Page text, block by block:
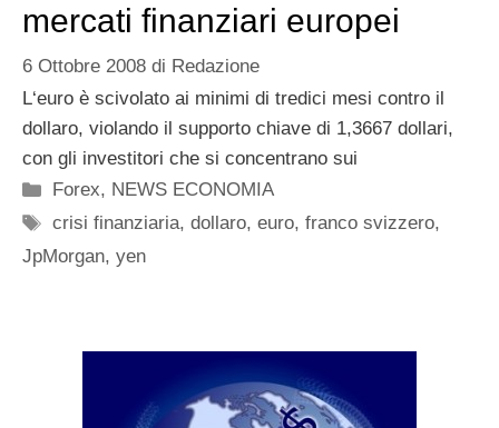
mercati finanziari europei
6 Ottobre 2008 di Redazione
L‘euro è scivolato ai minimi di tredici mesi contro il
dollaro, violando il supporto chiave di 1,3667 dollari,
con gli investitori che si concentrano sui
Categorie
Forex, NEWS ECONOMIA
Tag
crisi finanziaria,dollaro,euro,franco svizzero,
JpMorgan, yen